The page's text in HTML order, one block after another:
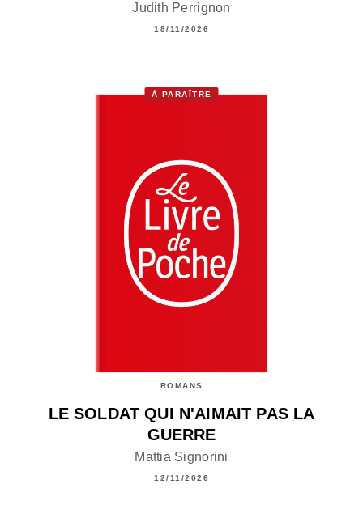
Judith Perrignon
18/11/2026
À PARAÎTRE
ROMANS
LE SOLDAT QUI N'AIMAIT PAS LA
GUERRE
Mattia Signorini
12/11/2026